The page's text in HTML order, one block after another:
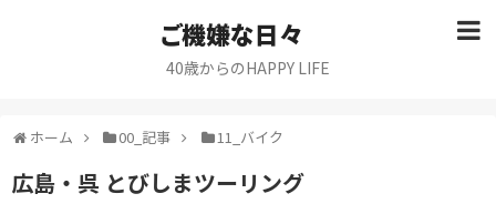
ご機嫌な日々
40歳からのHAPPY LIFE
ホーム 00_記事 11_バイク
広島・呉 とびしまツーリング